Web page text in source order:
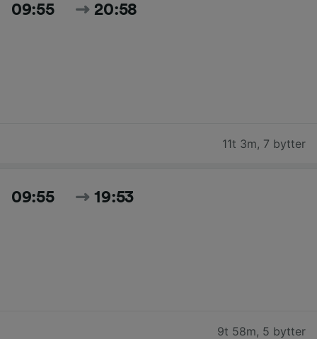
09:55 20:58
11t 3m, 7 bytter
09:55 19:53
9t 58m, 5 bytter